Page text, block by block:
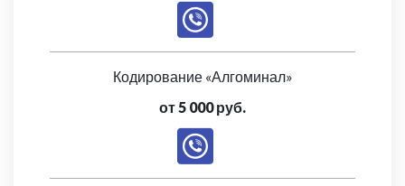
Кодирование «Алгоминал»
от 5 000 руб.